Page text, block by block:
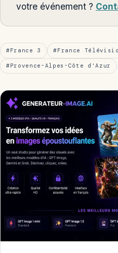
votre événement ?
#France 3 #France
#Provence-Alpes-Côte d'Azur